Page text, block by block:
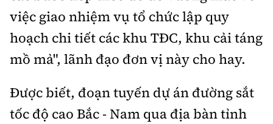
việc giao nhiệm vụ tổ chức lập quy
hoạch chi tiết các khu TĐC, khu cải táng
mồ mả", lãnh đạo đơn vị này cho hay.
Được biết, đoạn tuyến dự án đường sắt
tốc độ cao Bắc - Nam qua địa bàn tỉnh